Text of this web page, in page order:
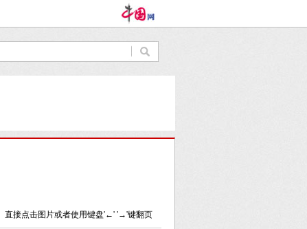
直接点击图片或者使用键盘'←' '→'键翻页